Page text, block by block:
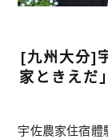
[九州大分]
家ときえだ
宇佐農家住宿